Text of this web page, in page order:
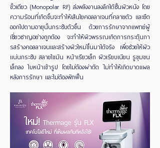
ขั้วเดียว (Monopolar RF) ส่งพลังงานลงลึกใต้ชั้นผิวหนัง โดย
ความร้อนที่เกิดขึ้นจะทำให้เส้นใยคอลลาเจนที่คลายตัว และยืด
ออกไปตามอายุนั้นกระชับตัวขึ้น ด้วยการรักษาจากแพทย์ผู้
เชี่ยวชาญอย่างถูกต้อง จะทำให้ผิวพรรณเกิดการกระตุ้นกา
รสร้างคอลลาเจนและสร้างผิวใหม่ขึ้นมาได้จริง เพื่อช่วยให้ผิว
แน่นกระชับ สลายไขมัน หน้าเรียวเล็ก ผิวเรียบเนียน รูขุมขน
เล็กลง ใบหน้าเข้ารูป โดยไม่ต้องผ่าตัด ไม่ทำให้เกิดบาดแผล
หลังการรักษา และไม่ต้องพักฟื้น